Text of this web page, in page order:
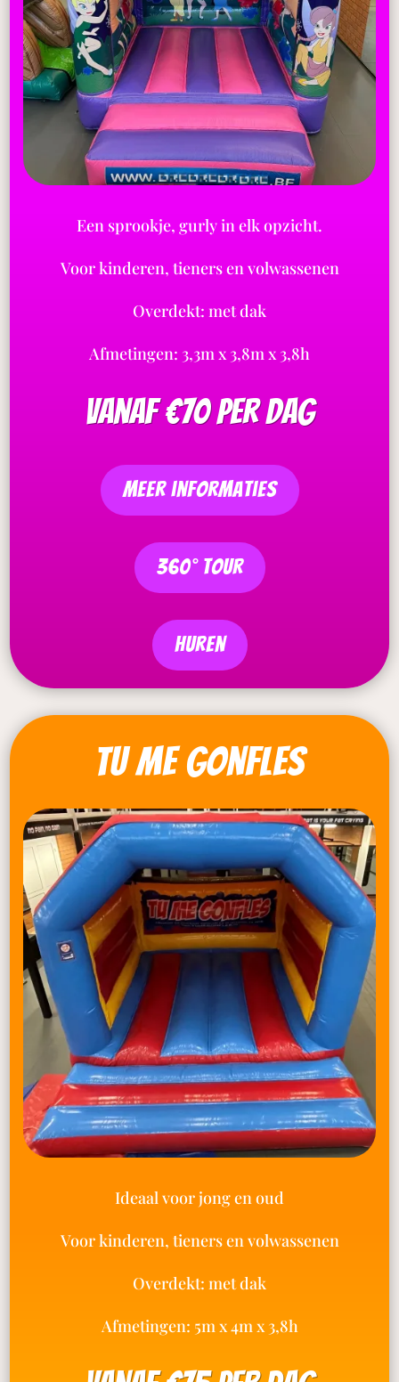
Een sprookje, gurly in elk opzicht.
Voor kinderen, tieners en volwassenen
Overdekt: met dak
Afmetingen: 3,3m x 3,8m x 3,8h
vanaf €70 per dag
meer informaties
360° tour
Huren
tu me gonfles
Ideaal voor jong en oud
Voor kinderen, tieners en volwassenen
Overdekt: met dak
Afmetingen: 5m x 4m x 3,8h